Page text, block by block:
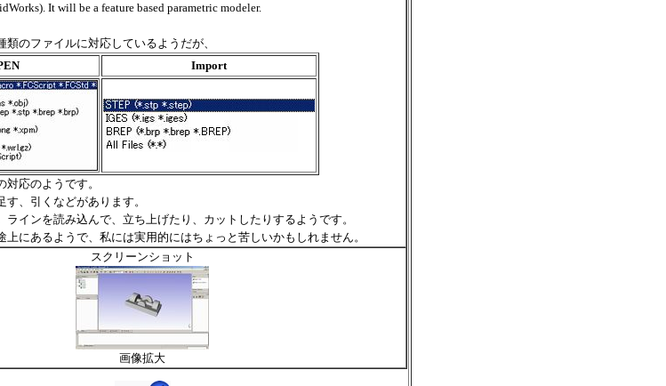
It will be a feature based parametric modeler.
類のファイルに対応しているようだが、
Import
応のようです。
、引くなどがあります。
ラインを読み込んで、立ち上げたり、カットしたりするようです。
上にあるようで、私には実用的にはちょっと苦しいかもしれません。
スクリーンショット
画像拡大